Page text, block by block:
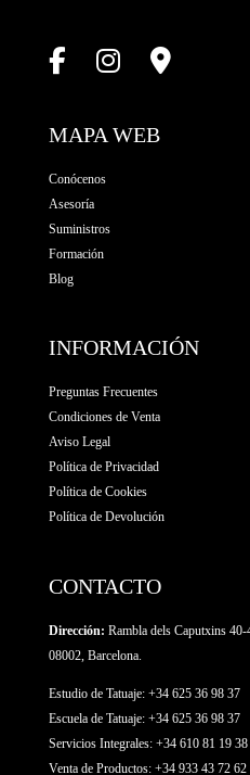
MAPA WEB
Conócenos
Asesoría
Suministros
Formación
Blog
INFORMACIÓN
Preguntas Frecuentes
Condiciones de Venta
Aviso Legal
Política de Privacidad
Política de Cookies
Política de Devolución
CONTACTO
Dirección: Rambla dels Caputxins
08002, Barcelona.
Estudio de Tatuaje: +34 625 36 98 37
Escuela de Tatuaje: +34 625 36 98 37
Servicios Integrales: +34 610 81 19 38
Venta de Productos: +34 933 43 72 62